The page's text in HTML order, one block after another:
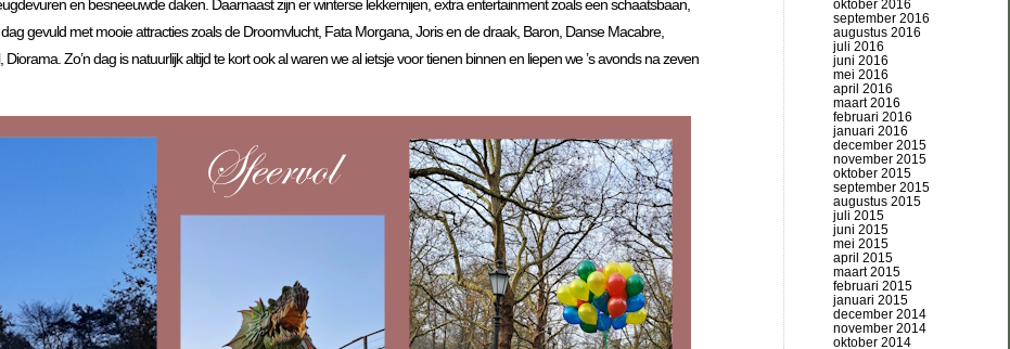
en besneeuwde daken. Daarnaast zijn er winterse lekkernijen, extra entertainment zoals een schaatsbaan,
gevuld met mooie attracties zoals de Droomvlucht, Fata Morgana, Joris en de draak, Baron, Danse Macabre,
Zo’n dag is natuurlijk altijd te kort ook al waren we al ietsje voor tienen binnen en liepen we ’s avonds na zeven
oktober 2016
september 2016
augustus 2016
juli 2016
juni 2016
mei 2016
april 2016
maart 2016
februari 2016
januari 2016
december 2015
november 2015
oktober 2015
september 2015
augustus 2015
juli 2015
juni 2015
mei 2015
april 2015
maart 2015
februari 2015
januari 2015
december 2014
november 2014
oktober 2014